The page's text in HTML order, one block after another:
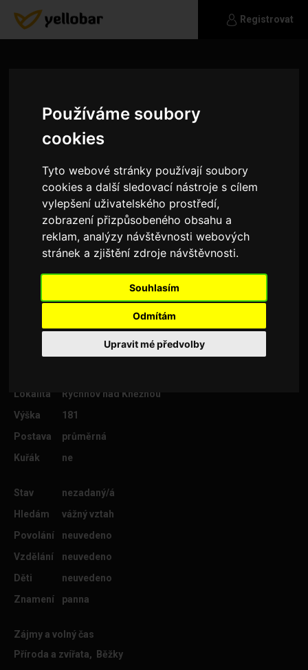
Používáme soubory
cookies
Tyto webové stránky používají soubory
cookies a další sledovací nástroje s cílem
vylepšení uživatelského prostředí,
zobrazení přizpůsobeného obsahu a
reklam, analýzy návštěvnosti webových
stránek a zjištění zdroje návštěvnosti.
Souhlasím
Odmítám
Upravit mé předvolby
Registrovat
boundi
Chcete o mně něco vědět? To si můžeme snad
napsat ne? :)
Lokalita
Rychnov nad Kněžnou
Výška
181
Postava
průměrná
Kuřák
ne
Stav
nezadaný/á
Hledám
vážný vztah
Povolání
neuvedeno
Vzdělání
neuvedeno
Děti
neuvedeno
Znamení
panna
Zájmy a volný čas
Příroda a zvířata, Běžky